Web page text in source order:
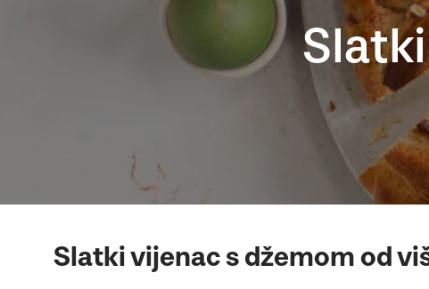
Slatki vijenac s džemom od